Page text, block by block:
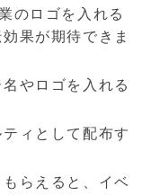
のロゴを入れる
果が期待できま
やロゴを入れる
ィとして配布す
らえると、イベ